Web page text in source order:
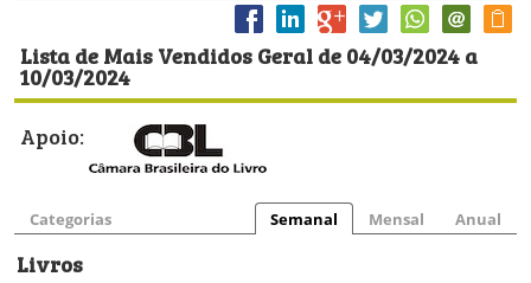
Lista de Mais Vendidos Geral de 04/03/2024 a
10/03/2024
Apoio:
Categorias Semanal Mensal Anual
Livros